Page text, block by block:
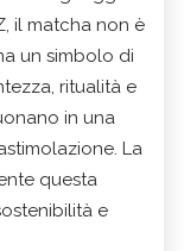
il matcha non è
un simbolo di
ritualità e
in una
La
questa
e